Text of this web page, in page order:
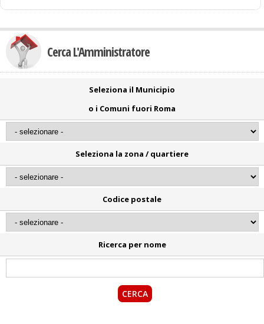
Cerca L'Amministratore
Seleziona il Municipio
o i Comuni fuori Roma
Seleziona la zona / quartiere
Codice postale
Ricerca per nome